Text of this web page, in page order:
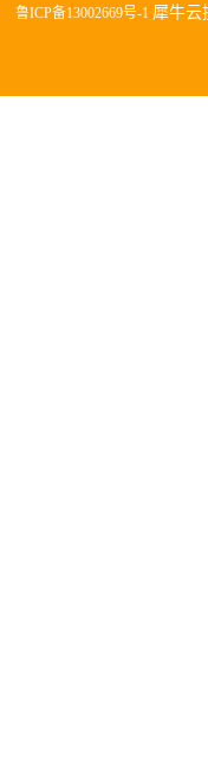
鲁ICP备13002669号-1 犀牛云